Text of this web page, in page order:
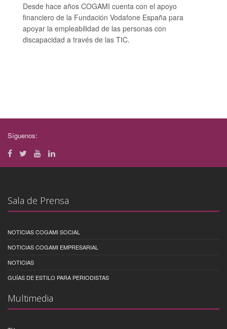
Desde hace años COGAMI cuenta con el apoyo
financiero de la Fundación Vodafone España para
apoyar la empleabilidad de las personas con
discapacidad a través de las TIC.
Síguenos:
Sala de Prensa
NOTICIAS COGAMI SOCIAL
NOTICIAS COGAMI EMPRESARIAL
NOTICIAS
GUÍAS DE ESTILO PARA PERIODISTAS
Multimedia